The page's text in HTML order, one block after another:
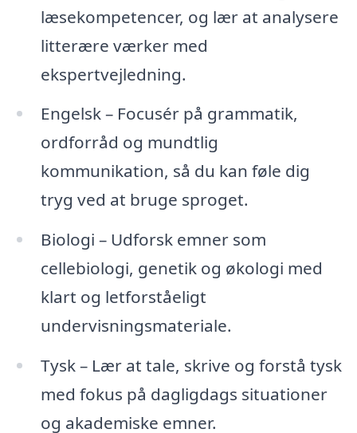
læsekompetencer, og lær at analysere
litterære værker med
ekspertvejledning.
Engelsk – Focusér på grammatik,
ordforråd og mundtlig
kommunikation, så du kan føle dig
tryg ved at bruge sproget.
Biologi – Udforsk emner som
cellebiologi, genetik og økologi med
klart og letforståeligt
undervisningsmateriale.
Tysk – Lær at tale, skrive og forstå tysk
med fokus på dagligdags situationer
og akademiske emner.